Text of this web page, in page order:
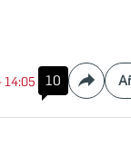
14:05 10